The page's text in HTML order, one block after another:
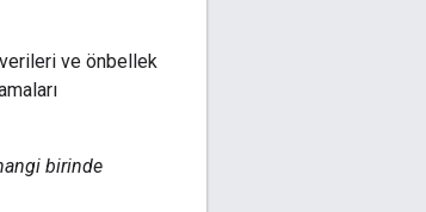
ve önbellek
birinde